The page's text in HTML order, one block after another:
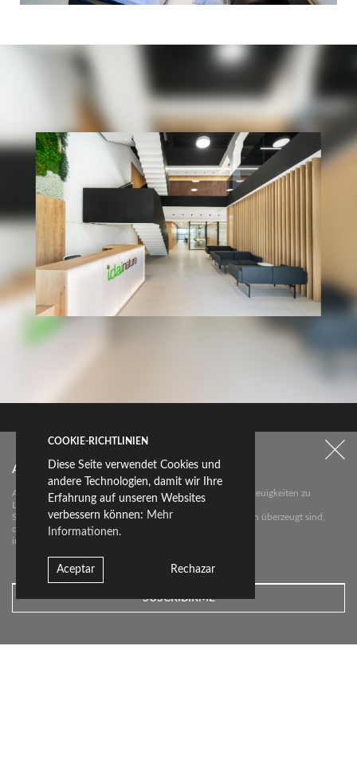
IDAI NATURE-BÜRO
Projekt entdecken
Abonnieren Sie unseren Newsletter
Abonnieren Sie unseren Newsletter über die wichtigsten Neuigkeiten zu
Livingceramics.
Sie erhalten von uns nur dann eine E-Mail, wenn wir davon überzeugt sind,
dass wir
interessante Neuigkeiten für Sie haben.
COOKIE-RICHTLINIEN
Diese Seite verwendet Cookies und
andere Technologien, damit wir Ihre
Erfahrung auf unseren Websites
verbessern können: Mehr
Informationen.
Aceptar Rechazar